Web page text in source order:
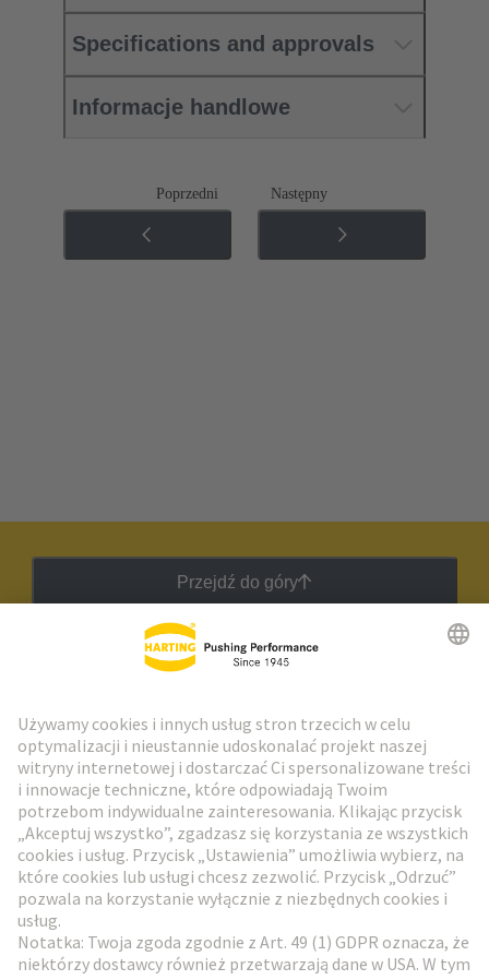
Specifications and approvals
Informacje handlowe
Poprzedni Następny
Przejdź do góry
Przejdź do rejestracji
Social Media